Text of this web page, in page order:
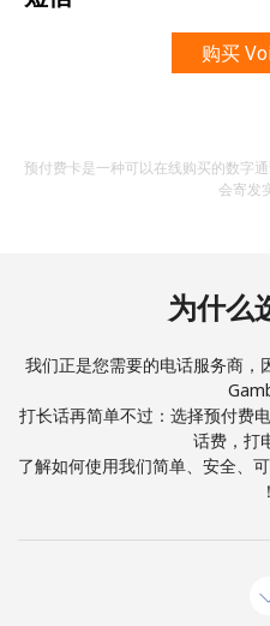
一个大写字母和一个小写字母
你
购买
预付费卡是一种可以在线购买的数字
会寄发
为什么
我们正是您需要的电话服务商，
打长话再简单不过：选择预付费
话费，打
了解如何使用我们简单、安全、
！